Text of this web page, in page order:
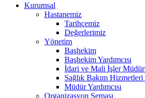
Kurumsal
Hastanemiz
Tarihçemiz
Değerlerimiz
Yönetim
Başhekim
Başhekim Yardımcısı
İdari ve Mali İşler
Sağlık Bakım
Müdür Yardımcısı
Organizasyon Şeması